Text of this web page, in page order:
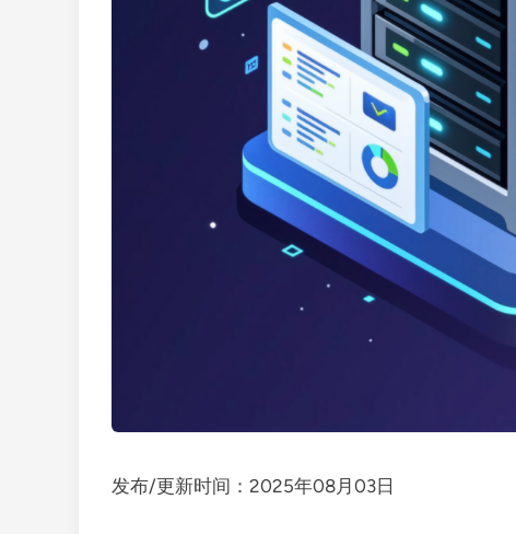
发布/更新时间：2025年08月03日